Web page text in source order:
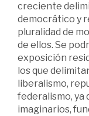
creciente
democrático y
pluralidad de
de ellos. Se
exposición
los que
liberalismo,
federalismo, ya
imaginarios,